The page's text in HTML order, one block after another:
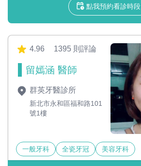
點我預約看診時段
4.96 1395 則評論
留嫣涵 醫師
群英牙醫診所
新北市永和區福和路101
號1樓
一般牙科 全瓷牙冠 美容牙科